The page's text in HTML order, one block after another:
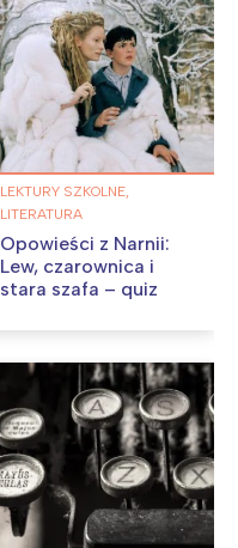
LEKTURY SZKOLNE,
LITERATURA
Opowieści z Narnii:
Lew, czarownica i
stara szafa – quiz